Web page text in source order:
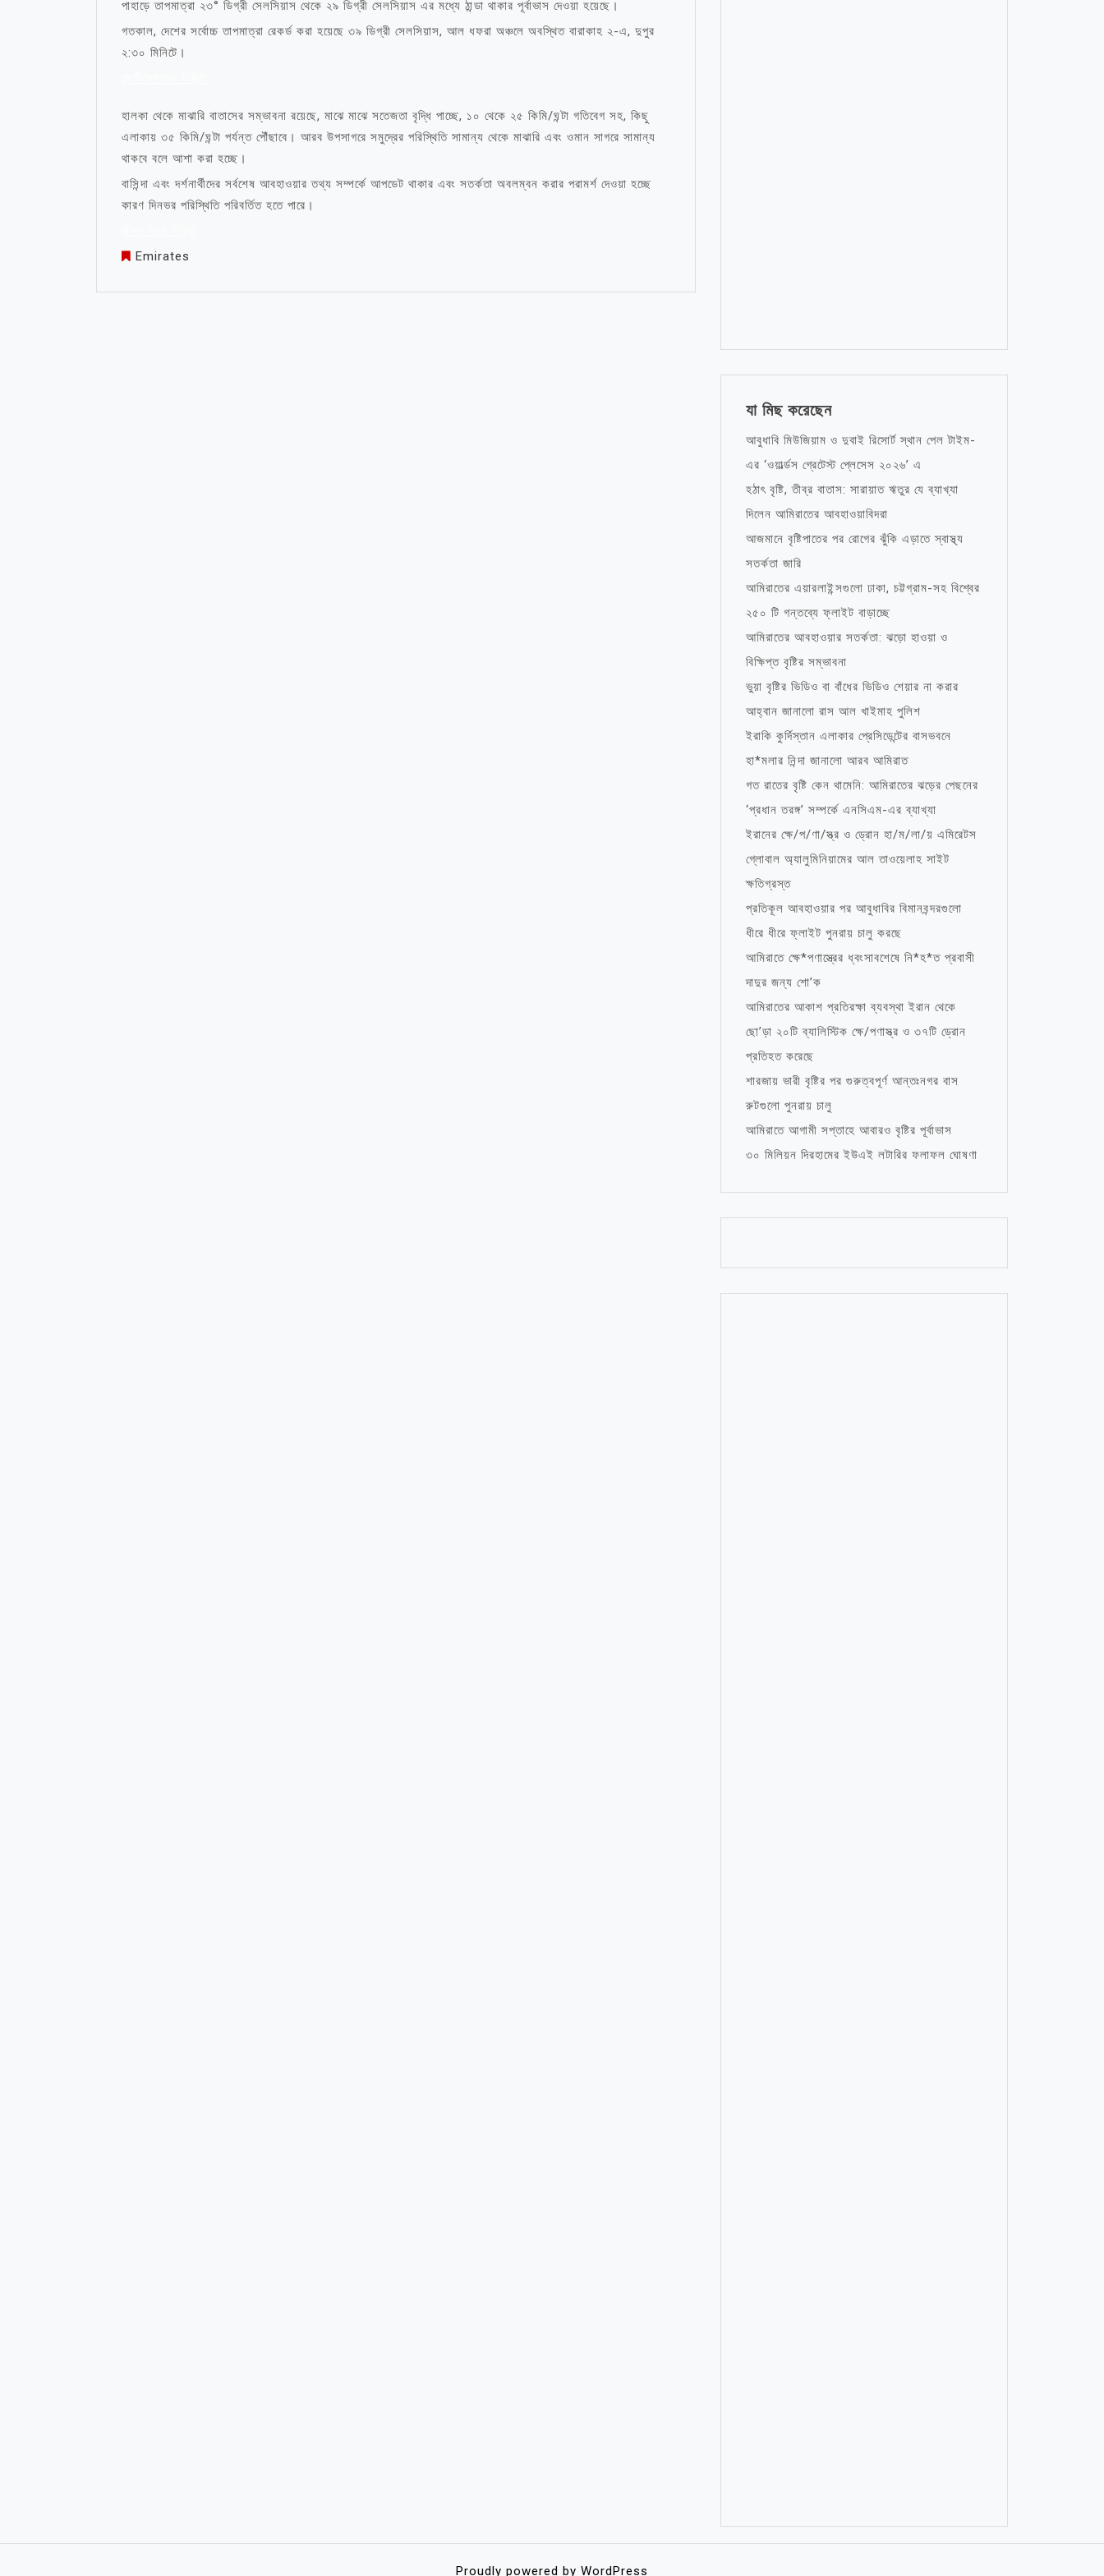
পাহাড়ে তাপমাত্রা ২৩° ডিগ্রী সেলসিয়াস থেকে ২৯ ডিগ্রী সেলসিয়াস এর মধ্যে ঠান্ডা থাকার পূর্বাভাস দেওয়া হয়েছে।
গতকাল, দেশের সর্বোচ্চ তাপমাত্রা রেকর্ড করা হয়েছে ৩৯ ডিগ্রী সেলসিয়াস, আল ধফরা অঞ্চলে অবস্থিত বারাকাহ ২-এ, দুপুর
২:৩০ মিনিটে।
হালকা থেকে মাঝারি বাতাসের সম্ভাবনা রয়েছে, মাঝে মাঝে সতেজতা বৃদ্ধি পাচ্ছে, ১০ থেকে ২৫ কিমি/ঘন্টা গতিবেগ সহ, কিছু
এলাকায় ৩৫ কিমি/ঘন্টা পর্যন্ত পৌঁছাবে। আরব উপসাগরে সমুদ্রের পরিস্থিতি সামান্য থেকে মাঝারি এবং ওমান সাগরে সামান্য
থাকবে বলে আশা করা হচ্ছে।
বাসিন্দা এবং দর্শনার্থীদের সর্বশেষ আবহাওয়ার তথ্য সম্পর্কে আপডেট থাকার এবং সতর্কতা অবলম্বন করার পরামর্শ দেওয়া হচ্ছে
কারণ দিনভর পরিস্থিতি পরিবর্তিত হতে পারে।
Emirates
যা মিছ করেছেন
আবুধাবি মিউজিয়াম ও দুবাই রিসোর্ট স্থান পেল টাইম-
এর ‘ওয়ার্ল্ডস গ্রেটেস্ট প্লেসেস ২০২৬’ এ
হঠাৎ বৃষ্টি, তীব্র বাতাস: সারায়াত ঋতুর যে ব্যাখ্যা
দিলেন আমিরাতের আবহাওয়াবিদরা
আজমানে বৃষ্টিপাতের পর রোগের ঝুঁকি এড়াতে স্বাস্থ্য
সতর্কতা জারি
আমিরাতের এয়ারলাইন্সগুলো ঢাকা, চট্টগ্রাম-সহ বিশ্বের
২৫০ টি গন্তব্যে ফ্লাইট বাড়াচ্ছে
আমিরাতের আবহাওয়ার সতর্কতা: ঝড়ো হাওয়া ও
বিক্ষিপ্ত বৃষ্টির সম্ভাবনা
ভুয়া বৃষ্টির ভিডিও বা বাঁধের ভিডিও শেয়ার না করার
আহ্বান জানালো রাস আল খাইমাহ পুলিশ
ইরাকি কুর্দিস্তান এলাকার প্রেসিডেন্টের বাসভবনে
হা*মলার নিন্দা জানালো আরব আমিরাত
গত রাতের বৃষ্টি কেন থামেনি: আমিরাতের ঝড়ের পেছনের
‘প্রধান তরঙ্গ’ সম্পর্কে এনসিএম-এর ব্যাখ্যা
ইরানের ক্ষে/প/ণা/স্ত্র ও ড্রোন হা/ম/লা/য় এমিরেটস
গ্লোবাল অ্যালুমিনিয়ামের আল তাওয়েলাহ সাইট
ক্ষতিগ্রস্ত
প্রতিকূল আবহাওয়ার পর আবুধাবির বিমানবন্দরগুলো
ধীরে ধীরে ফ্লাইট পুনরায় চালু করছে
আমিরাতে ক্ষে*পণাস্ত্রের ধ্বংসাবশেষে নি*হ*ত প্রবাসী
দাদুর জন্য শো’ক
আমিরাতের আকাশ প্রতিরক্ষা ব্যবস্থা ইরান থেকে
ছো’ড়া ২০টি ব্যালিস্টিক ক্ষে/পণাস্ত্র ও ৩৭টি ড্রোন
প্রতিহত করেছে
শারজায় ভারী বৃষ্টির পর গুরুত্বপূর্ণ আন্তঃনগর বাস
রুটগুলো পুনরায় চালু
আমিরাতে আগামী সপ্তাহে আবারও বৃষ্টির পূর্বাভাস
৩০ মিলিয়ন দিরহামের ইউএই লটারির ফলাফল ঘোষণা
Proudly powered by WordPress